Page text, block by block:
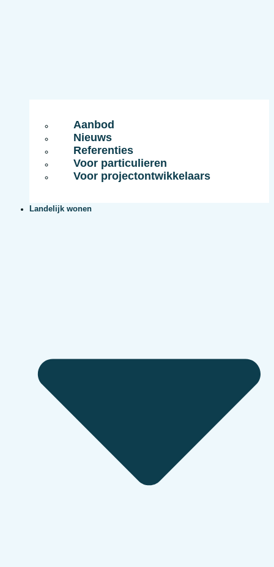
Aanbod
Nieuws
Referenties
Voor particulieren
Voor projectontwikkelaars
Landelijk wonen